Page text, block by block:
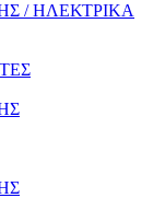
/ ΗΛΕΚΤΡΙΚΑ